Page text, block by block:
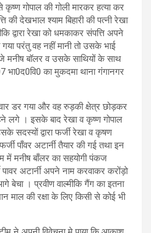
गोपाल की गोली मारकर हत्या कर
देखभाल श्याम बिहारी की पत्नी रेखा
द्वारा रेखा को धमकाकर संपत्ति अपने
परंतु वह नहीं मानी तो उसके भाई
मनीष बॉलर व उसके साथियों के साथ
भा0द0वि0 का मुकदमा थाना गंगानगर
डर गया और वह रुड़की क्षेत्र छोड़कर
लगे । इसके बाद रेखा व कृष्ण गोपाल
सदस्यों द्वारा फर्जी रेखा व कृषण
पाँवर अटार्नी तैयार की गई तथा इन
में मनीष बाँलर का सहयोगी पंकज
अटार्नी अपने नाम करवाकर करोंड़ो
बेचा । प्रवीण वाल्मीकि गैंग का इतना
माल की रक्षा के लिए किसी से कोई भी